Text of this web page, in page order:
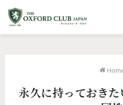
永久に持っておき